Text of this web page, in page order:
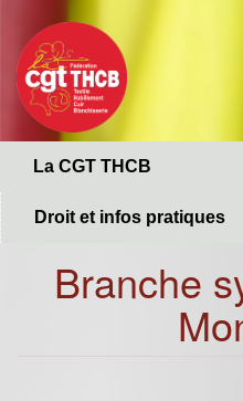
contenu
principal
La CGT THCB
Droit et infos pratiques
Branche